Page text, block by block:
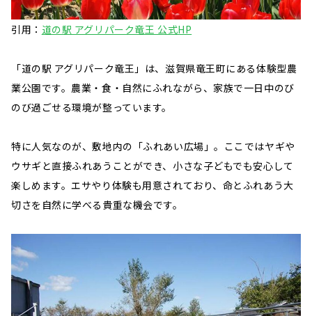
引用： 道の駅 アグリパーク竜王 公式HP
「道の駅 アグリパーク竜王」は、滋賀県竜王町にある体験型農
業公園です。農業・食・自然にふれながら、家族で一日中のび
のび過ごせる環境が整っています。
特に人気なのが、敷地内の「ふれあい広場」。ここではヤギや
ウサギと直接ふれあうことができ、小さな子どもでも安心して
楽しめます。エサやり体験も用意されており、命とふれあう大
切さを自然に学べる貴重な機会です。